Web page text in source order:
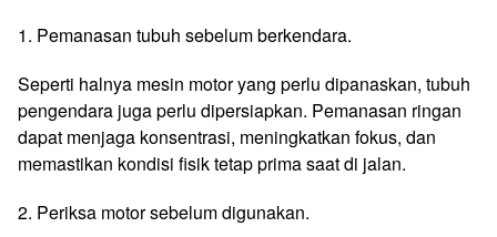
1. Pemanasan tubuh sebelum berkendara.
Seperti halnya mesin motor yang perlu dipanaskan, tubuh
pengendara juga perlu dipersiapkan. Pemanasan ringan
dapat menjaga konsentrasi, meningkatkan fokus, dan
memastikan kondisi fisik tetap prima saat di jalan.
2. Periksa motor sebelum digunakan.